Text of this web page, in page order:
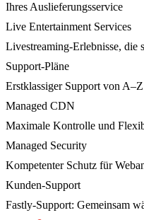
Ihres Auslieferungsservice
Live Entertainment Services
Livestreaming-Erlebnisse, die
Support-Pläne
Erstklassiger Support von A–Z
Managed CDN
Maximale Kontrolle und
Managed Security
Kompetenter Schutz für
Kunden-Support
Fastly-Support: Gemeinsam